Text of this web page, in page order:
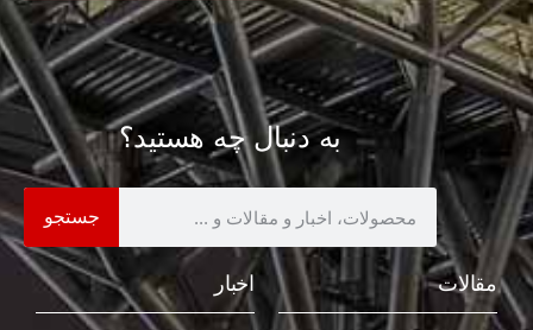
به دنبال چه هستید؟
جستجو
مقالات اخبار